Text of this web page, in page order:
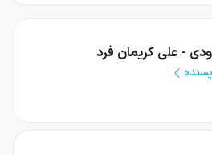
- علی کریمان فرد